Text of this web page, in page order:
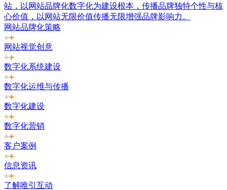
站，以网站品牌化数字化为建设根本，传播品牌独特个性与核
心价值，以网站无限价值传播无限增强品牌影响力。
网站品牌化策略
网站视觉创意
数字化系统建设
数字化运维与传播
数字化建设
数字化营销
客户案例
信息资讯
了解唯引互动